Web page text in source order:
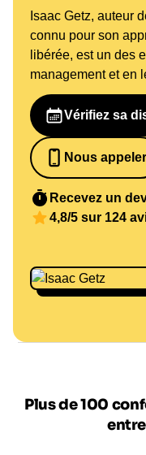
Isaac Getz, auteur
connu pour son
libérée, est un des
management et en
Vérifiez sa
Nous appeler
0652698481
Recevez un
4,8/5 sur 124
source : Speakers
Plus de 100